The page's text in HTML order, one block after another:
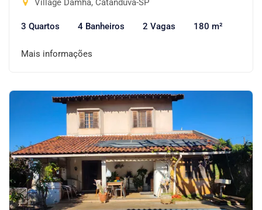
Village Damha, Catanduva-SP
3 Quartos 4 Banheiros 2 Vagas 180 m²
Mais informações